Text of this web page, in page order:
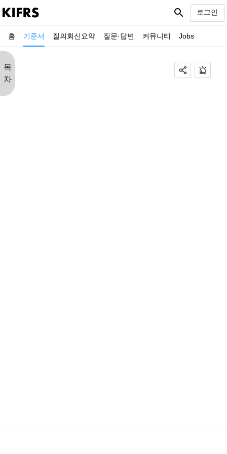
홈 기준서 질의회신요약 질문·답변 커뮤니티 Jobs
search 로그인
목
차